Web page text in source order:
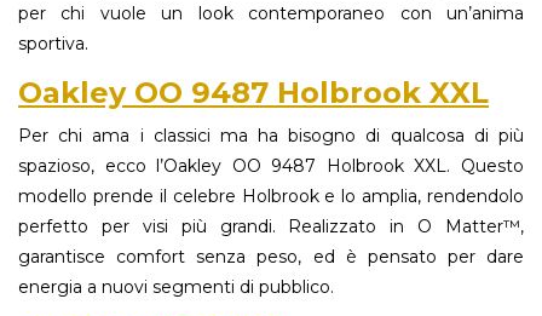
per chi vuole un look contemporaneo con un’anima
sportiva.
Oakley OO 9487 Holbrook XXL
Per chi ama i classici ma ha bisogno di qualcosa di più
spazioso, ecco l’Oakley OO 9487 Holbrook XXL. Questo
modello prende il celebre Holbrook e lo amplia, rendendolo
perfetto per visi più grandi. Realizzato in O Matter™,
garantisce comfort senza peso, ed è pensato per dare
energia a nuovi segmenti di pubblico.